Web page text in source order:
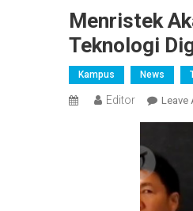
Menristek
Teknologi
Kampus News
Editor Leave